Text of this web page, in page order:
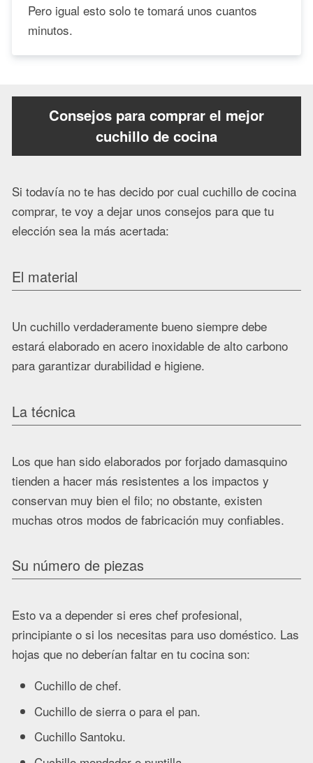
Pero igual esto solo te tomará unos cuantos
minutos.
Consejos para comprar el mejor
cuchillo de cocina
Si todavía no te has decido por cual cuchillo de cocina
comprar, te voy a dejar unos consejos para que tu
elección sea la más acertada:
El material
Un cuchillo verdaderamente bueno siempre debe
estará elaborado en acero inoxidable de alto carbono
para garantizar durabilidad e higiene.
La técnica
Los que han sido elaborados por forjado damasquino
tienden a hacer más resistentes a los impactos y
conservan muy bien el filo; no obstante, existen
muchas otros modos de fabricación muy confiables.
Su número de piezas
Esto va a depender si eres chef profesional,
principiante o si los necesitas para uso doméstico. Las
hojas que no deberían faltar en tu cocina son:
Cuchillo de chef.
Cuchillo de sierra o para el pan.
Cuchillo Santoku.